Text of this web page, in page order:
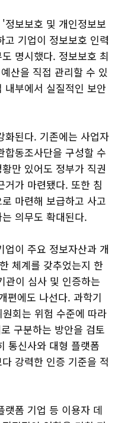
보보호 및 개인정보보
고 기업이 정보보호 인력
명시했다. 정보보호 최
산을 직접 관리할 수 있
내부에서 실질적인 보안
화된다. 기존에는 사업자
합동조사단을 구성할 수
만 있어도 정부가 직권
거가 마련됐다. 또한 침
마련해 보급하고 사고
의무도 확대된다.
이 주요 정보자산과 개
체계를 갖추었는지 한
관이 심사 및 인증하는
편에도 나선다. 과학기
회는 위험 수준에 따라
구분하는 방안을 검토
통신사와 대형 플랫폼
강력한 인증 기준을 적
랫폼 기업 등 이용자 데